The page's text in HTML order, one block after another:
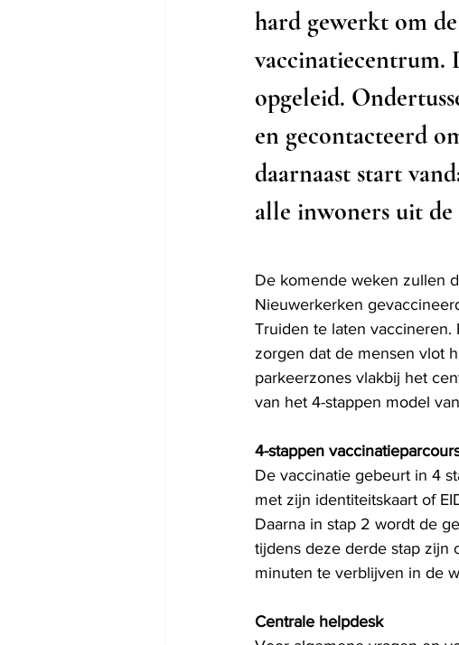
hard gewerkt om
vaccinatiecentrum.
opgeleid.
en gecontacteerd
daarnaast start
alle inwoners uit
De komende weken zullen
Nieuwerkerken
Truiden te laten vaccineren.
zorgen dat de mensen vlot
parkeerzones vlakbij het
van het 4-stappen model
4-stappen
De vaccinatie gebeurt in 4
met zijn identiteitskaart of
Daarna in stap 2 wordt de
tijdens deze derde stap zijn
minuten te verblijven in de
Centrale helpdesk